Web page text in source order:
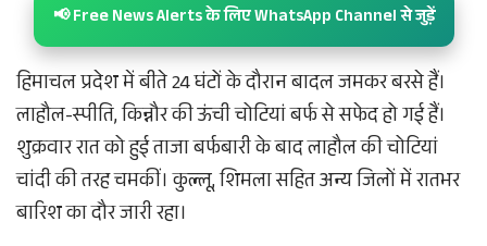
📢 Free News Alerts के लिए WhatsApp Channel से जुड़ें
हिमाचल प्रदेश में बीते 24 घंटों के दौरान बादल जमकर बरसे हैं।
लाहौल-स्पीति, किन्नौर की ऊंची चोटियां बर्फ से सफेद हो गई हैं।
शुक्रवार रात को हुई ताजा बर्फबारी के बाद लाहौल की चोटियां
चांदी की तरह चमकीं। कुल्लू, शिमला सहित अन्य जिलों में रातभर
बारिश का दौर जारी रहा।